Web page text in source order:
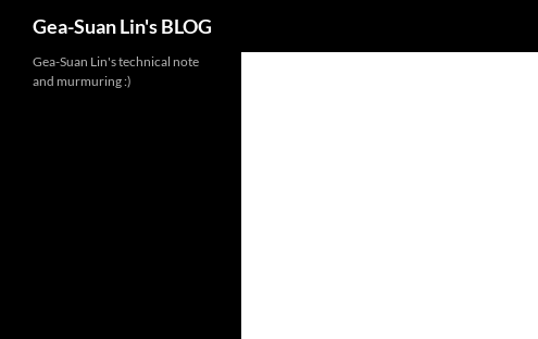
Gea-Suan Lin's BLOG
Gea-Suan Lin's technical note
and murmuring :)